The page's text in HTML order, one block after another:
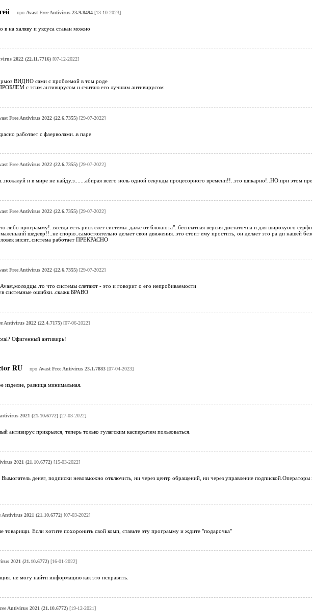
про Avast Free Antivirus 23.9.8494[13-10-2023]
в на халяву и уксуса стакан можно
2022 (22.11.7716)[07-12-2022]
ВИДНО сами с проблемой в том роде
с этим антивирусом и считаю его лучшим антивирусом
Free Antivirus 2022 (22.6.7355)[29-07-2022]
работает с фаерволами..в паре
Free Antivirus 2022 (22.6.7355)[29-07-2022]
и в мире не найду.з.......абирая всего ноль одной секунды процесорного времени!!..это шикарно!..НО.при этом
Free Antivirus 2022 (22.6.7355)[29-07-2022]
либо программу!..всегда есть риск слет системы..даже от блокнота"..бесплатная версия достаточна и для широкуого
шедевр!!..не спорю..самостоятельно делает свои движения..это стоит ему простить, он делает это ра ди нашей
висит..система работает ПРЕКРАСНО
Free Antivirus 2022 (22.6.7355)[29-07-2022]
что системы слетают - это и говорит о его непробиваемости
системные ошибки..скажк БРАВО
Antivirus 2022 (22.4.7175)[07-06-2022]
Офигенный антивирь!
RU про Avast Free Antivirus 23.1.7883[07-04-2023]
изделие, разница минимальная.
2021 (21.10.6772)[27-03-2022]
антивирус прикрылся, теперь только гулагским касперычем пользоваться.
2021 (21.10.6772)[15-03-2022]
денег, подписки невозможно отключить, ни через центр обращений, ни через управление
Antivirus 2021 (21.10.6772)[07-03-2022]
Если хотите похоронить свой комп, ставьте эту программу и ждите "подарочка"
2021 (21.10.6772)[16-01-2022]
не могу найти информацию как это исправить.
Antivirus 2021 (21.10.6772)[19-12-2021]